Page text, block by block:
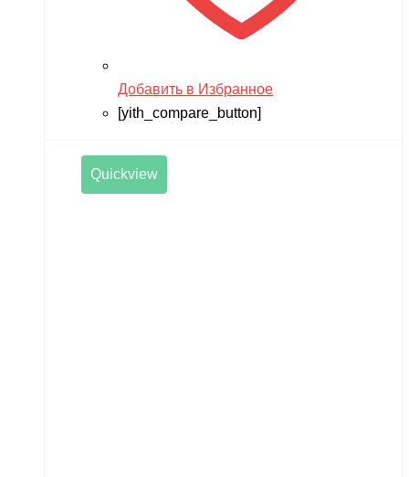
Добавить в Избранное
[yith_compare_button]
Quickview